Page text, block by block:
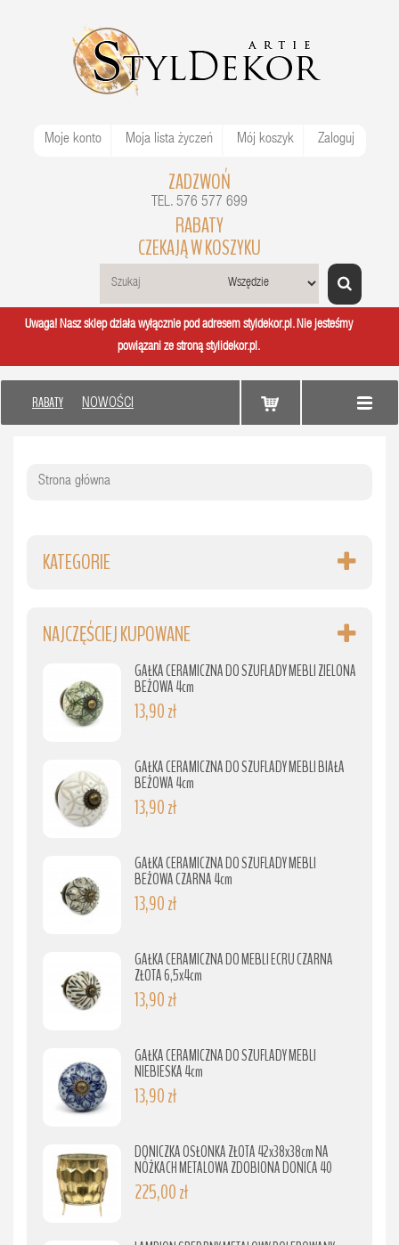
Moje konto Moja lista życzeń Mój koszyk Zaloguj
ZADZWOŃ
TEL. 576 577 699
RABATY
CZEKAJĄ W KOSZYKU
Uwaga! Nasz sklep działa wyłącznie pod adresem styldekor.pl. Nie jesteśmy
powiązani ze stroną stylidekor.pl.
RABATY NOWOŚCI
Strona główna
KATEGORIE
NAJCZĘŚCIEJ KUPOWANE
GAŁKA CERAMICZNA DO SZUFLADY MEBLI ZIELONA
BEŻOWA 4cm
13,90 zł
GAŁKA CERAMICZNA DO SZUFLADY MEBLI BIAŁA
BEŻOWA 4cm
13,90 zł
GAŁKA CERAMICZNA DO SZUFLADY MEBLI
BEŻOWA CZARNA 4cm
13,90 zł
GAŁKA CERAMICZNA DO MEBLI ECRU CZARNA
ZŁOTA 6,5x4cm
13,90 zł
GAŁKA CERAMICZNA DO SZUFLADY MEBLI
NIEBIESKA 4cm
13,90 zł
DONICZKA OSŁONKA ZŁOTA 42x38x38cm NA
NÓŻKACH METALOWA ZDOBIONA DONICA 40
225,00 zł